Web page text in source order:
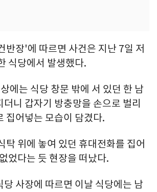
반장'에 따르면 사건은 지난 7일 저
식당에서 발생했다.
에는 식당 창문 밖에 서 있던 한 남
니 갑자기 방충망을 손으로 벌리
집어넣는 모습이 담겼다.
탁 위에 놓여 있던 휴대전화를 집어
었다는 듯 현장을 떠났다.
당 사장에 따르면 이날 식당에는 남